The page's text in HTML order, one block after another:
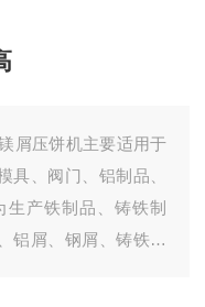
屑压饼机主要适用于
具、阀门、铝制品、
产铁制品、铸铁制
铝屑、钢屑、铸铁屑